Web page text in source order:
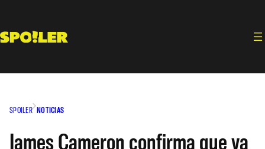
contenido
SPOILER NOTICIAS
James Cameron confirma que ya